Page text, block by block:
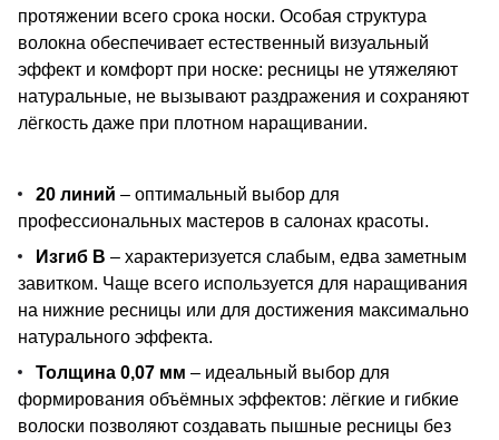
протяжении всего срока носки. Особая структура
волокна обеспечивает естественный визуальный
эффект и комфорт при носке: ресницы не утяжеляют
натуральные, не вызывают раздражения и сохраняют
лёгкость даже при плотном наращивании.
20 линий – оптимальный выбор для
профессиональных мастеров в салонах красоты.
Изгиб В – характеризуется слабым, едва заметным
завитком. Чаще всего используется для наращивания
на нижние ресницы или для достижения максимально
натурального эффекта.
Толщина 0,07 мм – идеальный выбор для
формирования объёмных эффектов: лёгкие и гибкие
волоски позволяют создавать пышные ресницы без